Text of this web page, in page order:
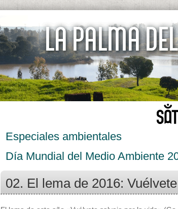
Especiales ambientales
Día Mundial del Medio Ambiente
02. El lema de 2016: